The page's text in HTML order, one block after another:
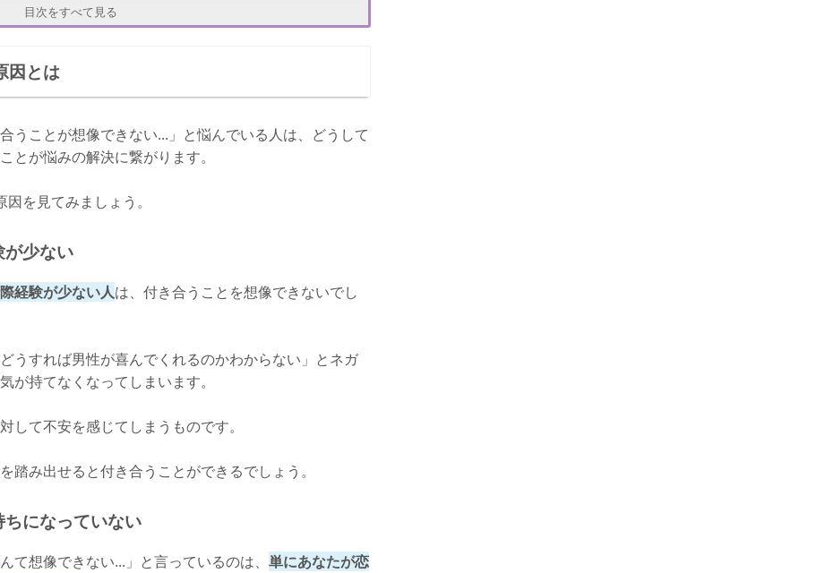
き
とき
き
とき
目次をすべて見る
因とは
うことが想像できない...」と悩んでいる人は、どうして
とが悩みの解決に繋がります。
を見てみましょう。
少ない
経験が少ない人は、付き合うことを想像できないでし
うすれば男性が喜んでくれるのかわからない」とネガ
が持てなくなってしまいます。
して不安を感じてしまうものです。
踏み出せると付き合うことができるでしょう。
になっていない
て想像できない...」と言っているのは、 単にあなたが恋